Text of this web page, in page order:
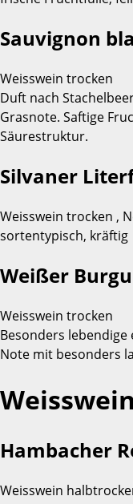
Sauvignon
Weisswein trocken
Duft nach
Grasnote. Saftige
Säurestruktur.
Silvaner
Weisswein trocken ,
sortentypisch, kräftig
Weißer
Weisswein trocken
Besonders
Note mit besonders
Hambacher
Weisswein